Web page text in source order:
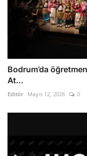
Bodrum’da
At...
Editör Mayıs 12, 2026 0